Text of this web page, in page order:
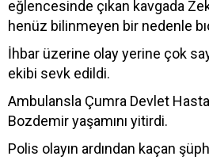
eğlencesinde çıkan kavgada
henüz bilinmeyen bir nedenle
İhbar üzerine olay yerine çok
ekibi sevk edildi.
Ambulansla Çumra Devlet
Bozdemir yaşamını yitirdi.
Polis olayın ardından kaçan